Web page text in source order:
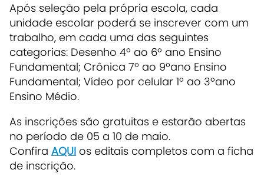
Após seleção pela própria escola, cada
unidade escolar poderá se inscrever com um
trabalho, em cada uma das seguintes
categorias: Desenho 4º ao 6º ano Ensino
Fundamental; Crônica 7º ao 9ºano Ensino
Fundamental; Vídeo por celular 1º ao 3ºano
Ensino Médio.
As inscrições são gratuitas e estarão abertas
no período de 05 a 10 de maio.
Confira AQUI os editais completos com a ficha
de inscrição.